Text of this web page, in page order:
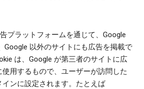
プラットフォームを通じて、Google
Google 以外のサイトにも広告を掲載で
は、Google が第三者のサイトに広
用するもので、ユーザーが訪問した
ンに設定されます。たとえば